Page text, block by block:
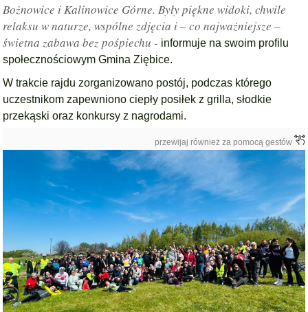
Bożnowice i Kalinowice Górne. Były piękne widoki, chwile
relaksu w naturze, wspólne zdjęcia i – co najważniejsze –
świetna zabawa bez pośpiechu - informuje na swoim profilu
społecznościowym Gmina Ziębice.
W trakcie rajdu zorganizowano postój, podczas którego
uczestnikom zapewniono ciepły posiłek z grilla, słodkie
przekąski oraz konkursy z nagrodami.
przewijaj również za pomocą gestów